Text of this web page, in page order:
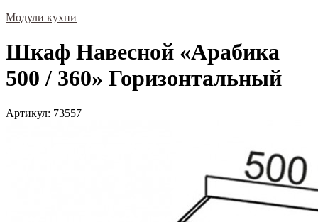
Модули кухни
Шкаф Навесной «Арабика
500 / 360» Горизонтальный
Артикул: 73557